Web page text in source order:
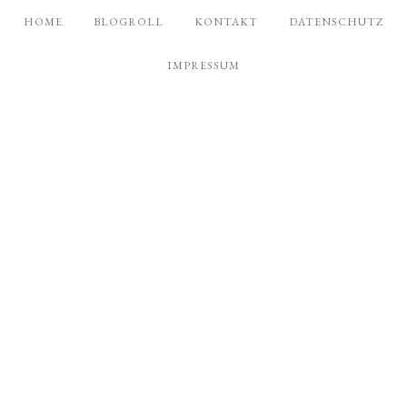
HOME BLOGROLL KONTAKT DATENSCHUTZ
IMPRESSUM